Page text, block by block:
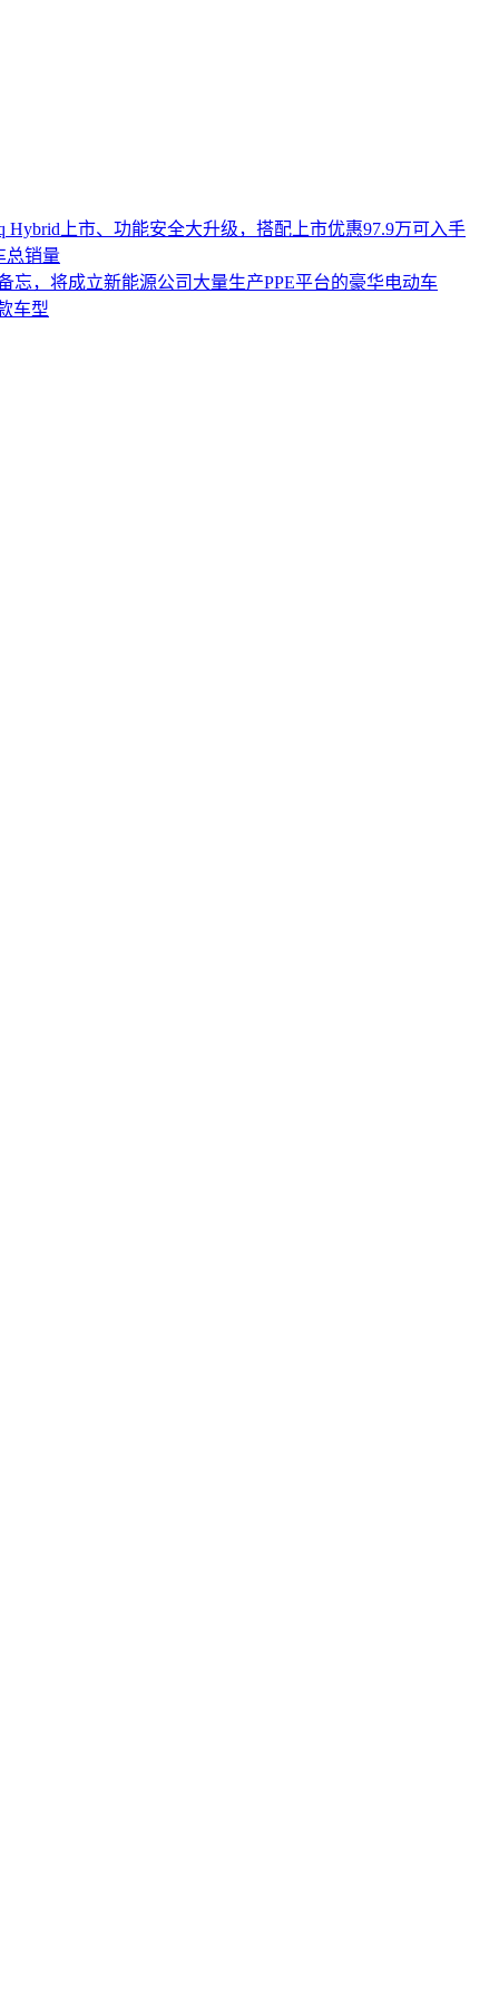
上市、功能安全大升级，搭配上市优惠97.9万可入手
总销量
忘，将成立新能源公司大量生产PPE平台的豪华电动车
车型